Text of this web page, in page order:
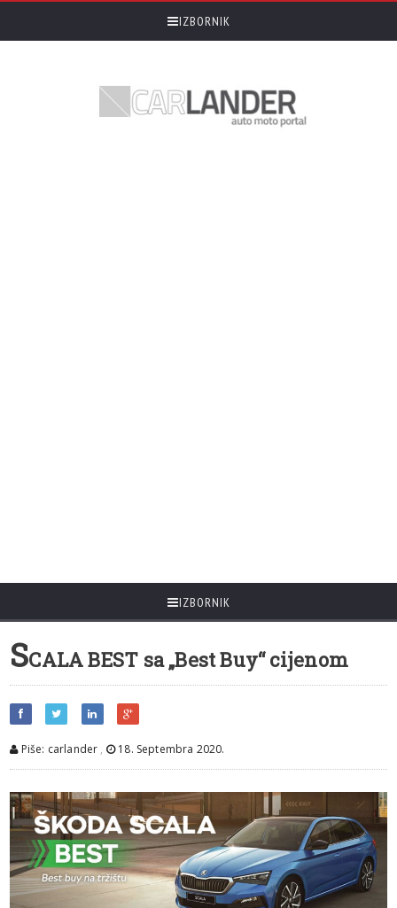
IZBORNIK
IZBORNIK
SCALA BEST sa „Best Buy“ cijenom
Piše: carlander , 18. Septembra 2020.